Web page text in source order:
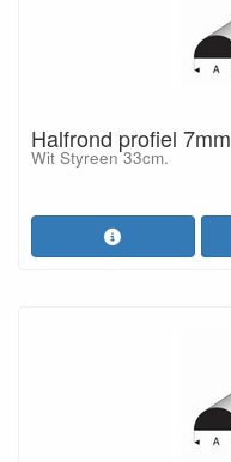
Halfrond profiel 7mm
Wit Styreen 33cm.